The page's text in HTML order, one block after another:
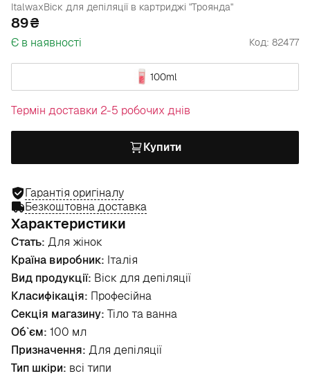
ItalwaxВіск для депіляції в картриджі "Троянда"
89
Є в наявності Код: 82477
100ml
Термін доставки 2-5 робочих днів
Купити
Гарантія оригіналу
Безкоштовна доставка
Характеристики
Стать: Для жінок
Країна виробник: Італія
Вид продукції: Віск для депіляції
Класифікація: Професійна
Секція магазину: Тіло та ванна
Об`єм: 100 мл
Призначення: Для депіляції
Тип шкіри: всі типи